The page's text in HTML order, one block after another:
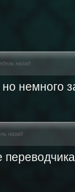
назад
немного
назад